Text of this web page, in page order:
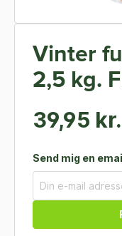
Vinter
2,5 kg.
39,95 kr.
Send mig en